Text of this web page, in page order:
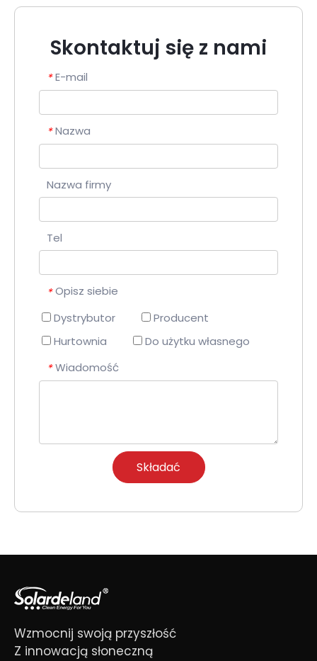
Skontaktuj się z nami
* E-mail
* Nazwa
Nazwa firmy
Tel
* Opisz siebie
Dystrybutor
Producent
Hurtownia
Do użytku własnego
* Wiadomość
Składać
Wzmocnij swoją przyszłość
Z innowacją słoneczną